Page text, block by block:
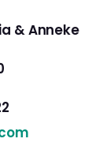
& Anneke